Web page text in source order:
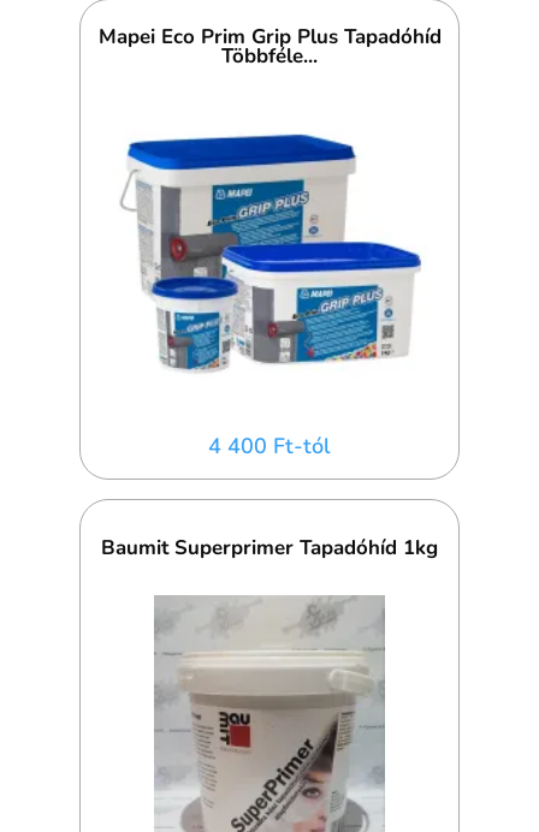
Mapei Eco Prim Grip Plus Tapadóhíd
Többféle...
4 400 Ft-tól
Baumit Superprimer Tapadóhíd 1kg